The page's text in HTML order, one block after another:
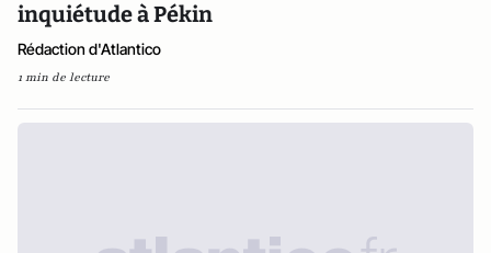
inquiétude à Pékin
Rédaction d'Atlantico
1 min de lecture